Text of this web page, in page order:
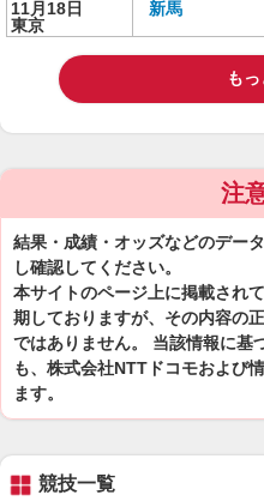
11月18日
東京
新馬
も
注
結果・成績・オッズなどのデー
し確認してください。
本サイトのページ上に掲載され
期しておりますが、その内容の
ではありません。 当該情報に基
も、株式会社NTTドコモおよび
ます。
競技一覧